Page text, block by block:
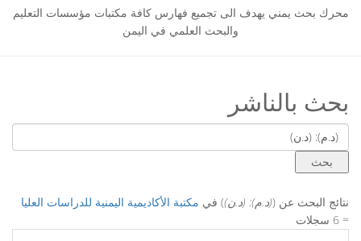
محرك بحث يمني يهدف الى تجميع فهارس كافة مكتبات مؤسسات التعليم
والبحث العلمي في اليمن
بحث بالناشر
نتائج البحث عن ((د.م): (د.ن)) في مكتبة الأكاديمية اليمنية للدراسات العليا
= 6 سجلات